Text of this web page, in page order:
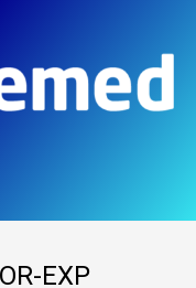
EXP